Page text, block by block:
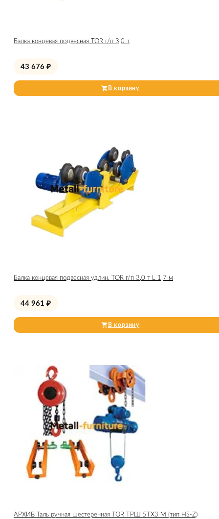
Балка концевая подвесная TOR г/п 3,0 т
43 676 ₽
В корзину
Балка концевая подвесная удлин. TOR г/п 3,0 т L 1,7 м
44 961 ₽
В корзину
АРХИВ Таль ручная шестеренная TOR ТРШ 5ТХ3 М (тип HS-Z)